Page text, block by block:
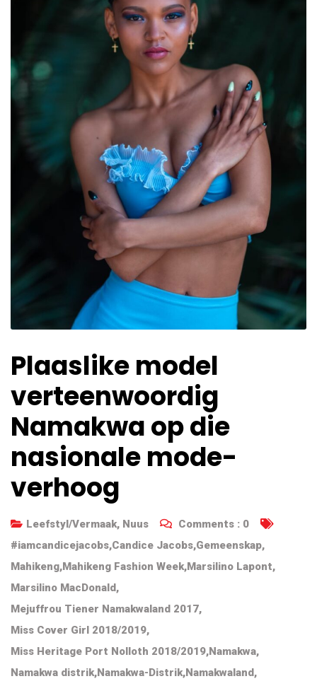
Plaaslike model
verteenwoordig
Namakwa op die
nasionale mode-
verhoog
Leefstyl/Vermaak, Nuus Comments : 0
#iamcandicejacobs,Candice Jacobs,Gemeenskap,
Mahikeng,Mahikeng Fashion Week,Marsilino Lapont,
Marsilino MacDonald,
Mejuffrou Tiener Namakwaland 2017,
Miss Cover Girl 2018/2019,
Miss Heritage Port Nolloth 2018/2019,Namakwa,
Namakwa distrik,Namakwa-Distrik,Namakwaland,